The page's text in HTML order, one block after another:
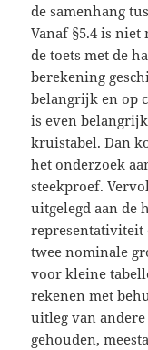
de samenhang
Vanaf §5.4 is
de toets met de
berekening
belangrijk en op
is even
kruistabel. Dan
het onderzoek
steekproef.
uitgelegd aan de
representativiteit
twee nominale
voor kleine
rekenen met
uitleg van
gehouden,